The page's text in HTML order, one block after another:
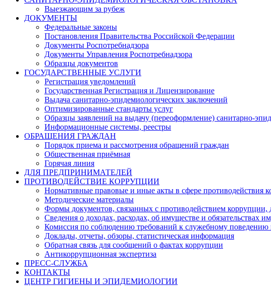
Выезжающим за рубеж
ДОКУМЕНТЫ
Федеральные законы
Постановления Правительства Российской Федерации
Документы Роспотребнадзора
Документы Управления Роспотребнадзора
Образцы документов
ГОСУДАРСТВЕННЫЕ УСЛУГИ
Регистрация уведомлений
Государственная Регистрация и Лицензирование
Выдача санитарно-эпидемиологических заключений
Оптимизированные стандарты услуг
Образцы заявлений на выдачу (переоформление) санитарно-
Информационные системы, реестры
ОБРАЩЕНИЯ ГРАЖДАН
Порядок приема и рассмотрения обращений граждан
Общественная приёмная
Горячая линия
ДЛЯ ПРЕДПРИНИМАТЕЛЕЙ
ПРОТИВОДЕЙСТВИЕ КОРРУПЦИИ
Нормативные правовые и иные акты в сфере противодействия
Методические материалы
Формы документов, связанных с противодействием коррупции,
Сведения о доходах, расходах, об имуществе и обязательствах
Комиссия по соблюдению требований к служебному поведению
Доклады, отчеты, обзоры, статистическая информация
Обратная связь для сообщений о фактах коррупции
Антикоррупционная экспертиза
ПРЕСС-СЛУЖБА
КОНТАКТЫ
ЦЕНТР ГИГИЕНЫ И ЭПИДЕМИОЛОГИИ